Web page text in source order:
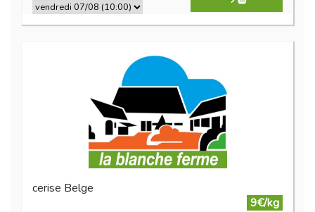
cerise Belge
9€/kg